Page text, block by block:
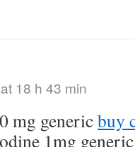
18 h 43 min
mg genericbuy
1mg generic